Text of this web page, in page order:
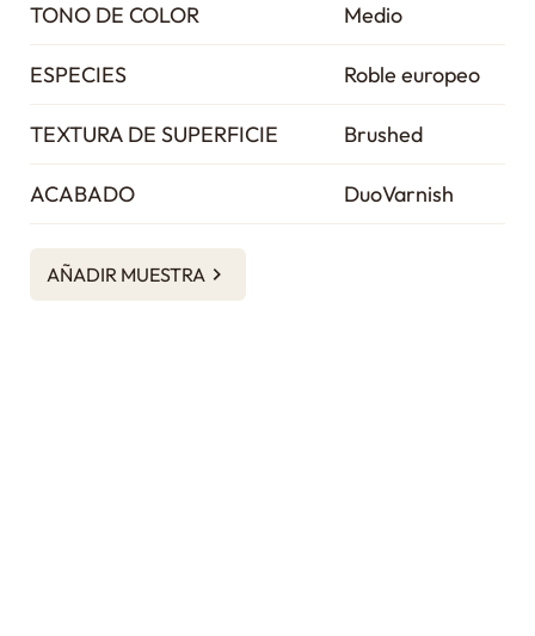
TONO DE COLOR Medio
ESPECIES Roble europeo
TEXTURA DE SUPERFICIE Brushed
ACABADO DuoVarnish
AÑADIR MUESTRA